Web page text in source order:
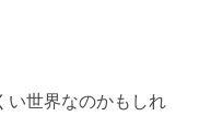
い世界なのかもしれ